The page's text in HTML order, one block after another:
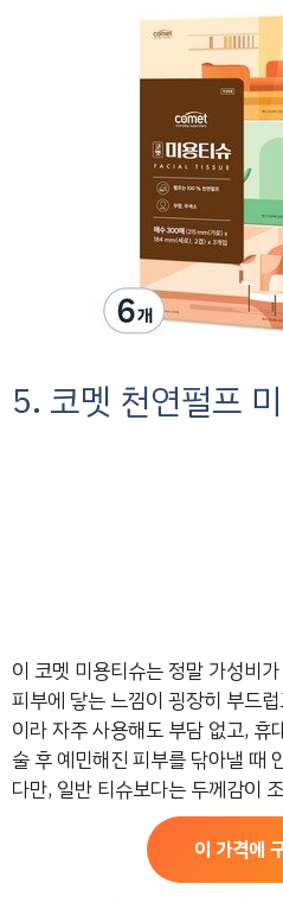
5. 코멧 천연펄프
이 코멧 미용티슈는 정말 가성비
피부에 닿는 느낌이 굉장히 부드
이라 자주 사용해도 부담 없고, 휴
술 후 예민해진 피부를 닦아낼 때
다만, 일반 티슈보다는 두께감이
이 가격에